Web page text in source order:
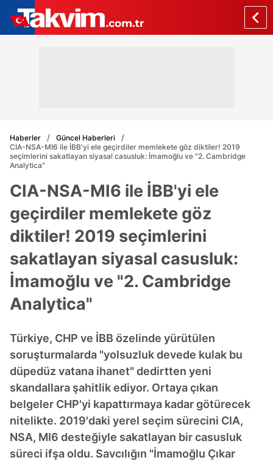
Haberler
Güncel Haberleri
CIA-NSA-MI6 ile İBB'yi ele geçirdiler memlekete göz diktiler! 2019
seçimlerini sakatlayan siyasal casusluk: İmamoğlu ve "2. Cambridge
Analytica"
CIA-NSA-MI6 ile İBB'yi ele
geçirdiler memlekete göz
diktiler! 2019 seçimlerini
sakatlayan siyasal casusluk:
İmamoğlu ve "2. Cambridge
Analytica"
Türkiye, CHP ve İBB özelinde yürütülen
soruşturmalarda "yolsuzluk devede kulak bu
düpedüz vatana ihanet" dedirtten yeni
skandallara şahitlik ediyor. Ortaya çıkan
belgeler CHP'yi kapattırmaya kadar götürecek
nitelikte. 2019'daki yerel seçim sürecini CIA,
NSA, MI6 desteğiyle sakatlayan bir casusluk
süreci ifşa oldu. Savcılığın "İmamoğlu Çıkar